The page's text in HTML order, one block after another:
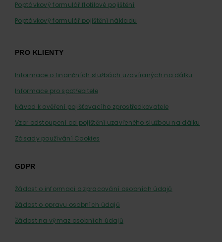
Poptávkový formulář flotilové pojištění
Poptávkový formulář pojištění nákladu
PRO KLIENTY
Informace o finančních službách uzavíraných na dálku
Informace pro spotřebitele
Návod k ověření pojišťovacího zprostředkovatele
Vzor odstoupení od pojištění uzavřeného službou na dálku
Zásady používání Cookies
GDPR
Žádost o informaci o zpracování osobních údajů
Žádost o opravu osobních údajů
Žádost na výmaz osobních údajů